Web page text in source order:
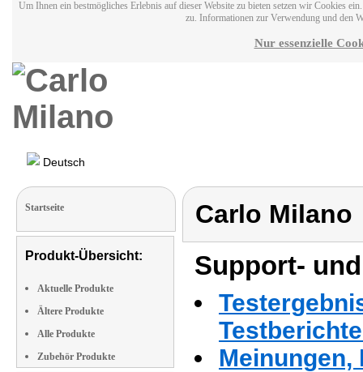
Um Ihnen ein bestmögliches Erlebnis auf dieser Website zu bieten setzen wir Cookies
zu. Informationen zur Verwendung und den
Nur essenzielle
Deutsch
Startseite
Produkt-Übersicht:
Aktuelle Produkte
Ältere Produkte
Alle Produkte
Zubehör Produkte
Carlo Milano
Support-